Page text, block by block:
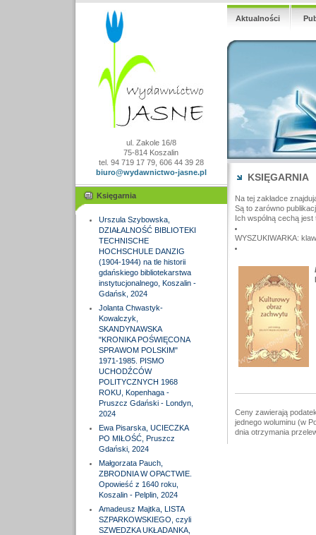
ul. Zakole 16/8
75-814 Koszalin
tel. 94 719 17 79, 606 44 39 28
biuro@wydawnictwo-jasne.pl
Księgarnia
Urszula Szybowska,
DZIAŁALNOŚĆ BIBLIOTEKI
TECHNISCHE
HOCHSCHULE DANZIG
(1904-1944) na tle historii
gdańskiego bibliotekarstwa
instytucjonalnego, Koszalin -
Gdańsk, 2024
Jolanta Chwastyk-
Kowalczyk,
SKANDYNAWSKA
"KRONIKA POŚWIĘCONA
SPRAWOM POLSKIM"
1971-1985. PISMO
UCHODŹCÓW
POLITYCZNYCH 1968
ROKU, Kopenhaga -
Pruszcz Gdański - Londyn,
2024
Ewa Pisarska, UCIECZKA
PO MIŁOŚĆ, Pruszcz
Gdański, 2024
Małgorzata Pauch,
ZBRODNIA W OPACTWIE.
Opowieść z 1640 roku,
Koszalin - Pelplin, 2024
Amadeusz Majtka, LISTA
SZPARKOWSKIEGO, czyli
SZWEDZKA UKŁADANKA,
Aktualności
KSIĘGARNIA
Na tej zakładce
Są to zarówno
Ich wspólną cechą
WYSZUKIWARKA:
Ceny zawierają
jednego woluminu (w
dnia otrzymania